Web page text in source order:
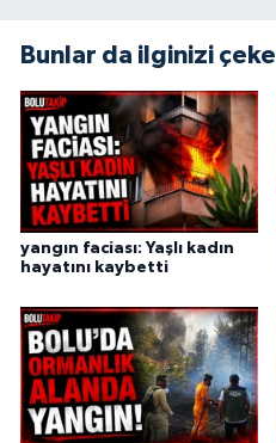
Bunlar da ilginizi
yangın faciası: Yaşlı kadın
hayatını kaybetti